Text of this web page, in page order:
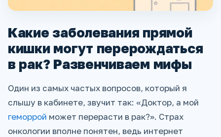
Какие заболевания прямой
кишки могут перерождаться
в рак? Развенчиваем мифы
Один из самых частых вопросов, который я
слышу в кабинете, звучит так: «Доктор, а мой
геморрой может перерасти в рак?». Страх
онкологии вполне понятен, ведь интернет